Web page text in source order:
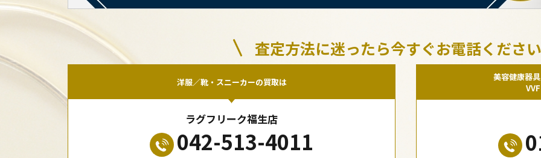
査定方法に迷ったら今すぐお電話くださ
洋服／靴・スニーカーの買取は
ラグフリーク福生店
042-513-4011
美容健康器